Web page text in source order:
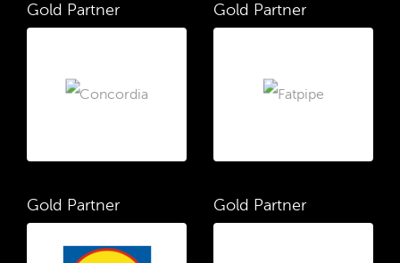
Gold Partner Gold Partner
Gold Partner Gold Partner